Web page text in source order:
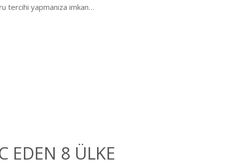
tercihi yapmanıza imkan…
EDEN 8 ÜLKE